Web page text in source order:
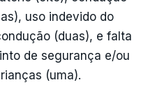
uso indevido do
(duas), e falta
de segurança e/ou
(uma).